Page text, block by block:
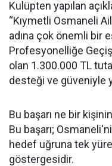
Kulüpten yapılan
“Kıymetli Osmaneli
adına çok önemli bir
Profesyonelliğe
olan 1.300.000 TL
desteği ve güveniyle
Bu başarı ne bir
Bu başarı;
hedef uğruna tek
göstergesidir.